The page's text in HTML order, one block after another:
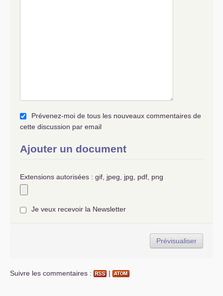
Prévenez-moi de tous les nouveaux commentaires de
cette discussion par email
Ajouter un document
Extensions autorisées : gif, jpeg, jpg, pdf, png
Je veux recevoir la Newsletter
Suivre les commentaires : |